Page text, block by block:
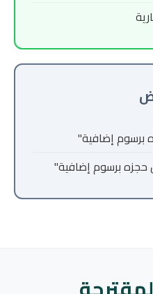
برسوم إضافية"
حجزه برسوم إضافية"